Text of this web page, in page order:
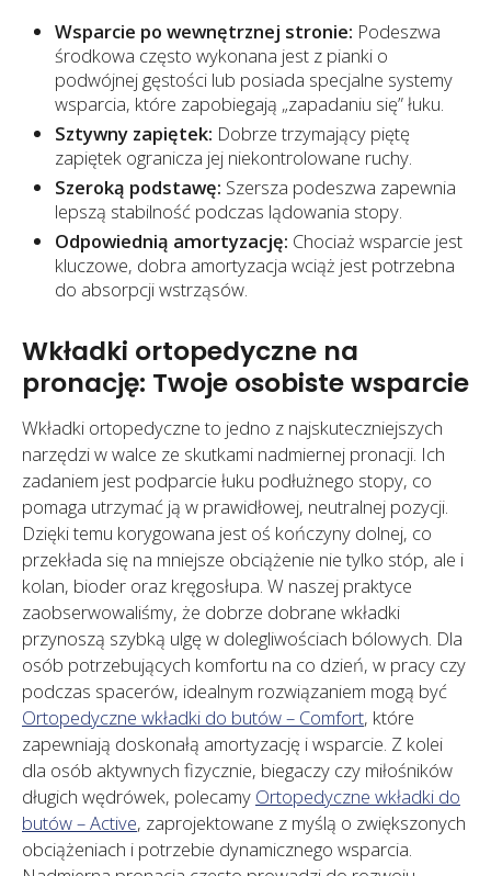
Wsparcie po wewnętrznej stronie: Podeszwa
środkowa często wykonana jest z pianki o
podwójnej gęstości lub posiada specjalne systemy
wsparcia, które zapobiegają „zapadaniu się” łuku.
Sztywny zapiętek: Dobrze trzymający piętę
zapiętek ogranicza jej niekontrolowane ruchy.
Szeroką podstawę: Szersza podeszwa zapewnia
lepszą stabilność podczas lądowania stopy.
Odpowiednią amortyzację: Chociaż wsparcie jest
kluczowe, dobra amortyzacja wciąż jest potrzebna
do absorpcji wstrząsów.
Wkładki ortopedyczne na
pronację: Twoje osobiste wsparcie
Wkładki ortopedyczne to jedno z najskuteczniejszych
narzędzi w walce ze skutkami nadmiernej pronacji. Ich
zadaniem jest podparcie łuku podłużnego stopy, co
pomaga utrzymać ją w prawidłowej, neutralnej pozycji.
Dzięki temu korygowana jest oś kończyny dolnej, co
przekłada się na mniejsze obciążenie nie tylko stóp, ale i
kolan, bioder oraz kręgosłupa. W naszej praktyce
zaobserwowaliśmy, że dobrze dobrane wkładki
przynoszą szybką ulgę w dolegliwościach bólowych. Dla
osób potrzebujących komfortu na co dzień, w pracy czy
podczas spacerów, idealnym rozwiązaniem mogą być
Ortopedyczne wkładki do butów – Comfort, które
zapewniają doskonałą amortyzację i wsparcie. Z kolei
dla osób aktywnych fizycznie, biegaczy czy miłośników
długich wędrówek, polecamy Ortopedyczne wkładki do
butów – Active, zaprojektowane z myślą o zwiększonych
obciążeniach i potrzebie dynamicznego wsparcia.